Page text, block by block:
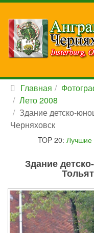
Главная
Лето 2008
Здание детско-
Черняховск
TOP 20: Лучшие
Здание